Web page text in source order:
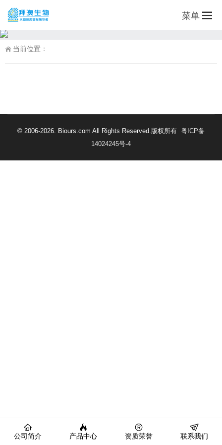
菜单
当前位置：
© 2006-2026. Biours.com All Rights Reserved.版权所有 粤ICP备
14024245号-4
公司简介 产品中心 资质荣誉 联系我们